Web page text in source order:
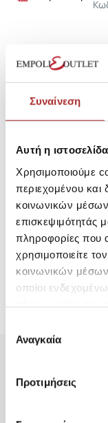
Συναίνεση
Αυτή η
Χρησιμοποιούμε
περιεχομένου και
κοινωνικών
επισκεψιμότητάς
πληροφορίες που
χρησιμοποιείτε
κοινωνικών
οποίοι
πληροφορίες που
των υπηρεσιών
συγκατάθεσης
Αναγκαία
Προτιμήσεις
Επιστροφές
Ίδια κατηγορία